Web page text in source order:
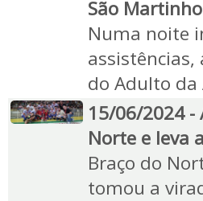
São
Numa noite
do Adulto da
15/06/2024 -
Norte e leva
Braço do
tomou a